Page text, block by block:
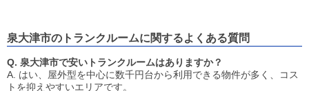
泉大津市のトランクルームに関するよくある質問
Q. 泉大津市で安いトランクルームはありますか？
A. はい、屋外型を中心に数千円台から利用できる物件が多く、コス
トを抑えやすいエリアです。